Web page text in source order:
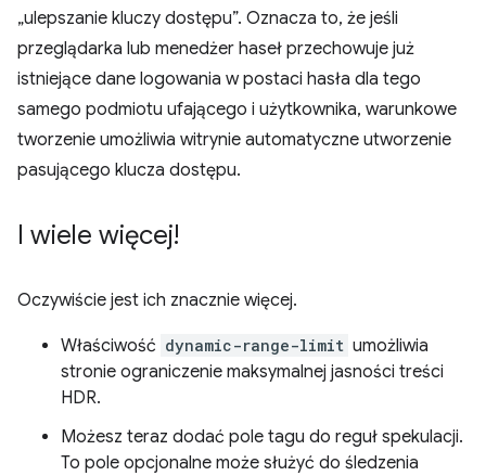
„ulepszanie kluczy dostępu”. Oznacza to, że jeśli
przeglądarka lub menedżer haseł przechowuje już
istniejące dane logowania w postaci hasła dla tego
samego podmiotu ufającego i użytkownika, warunkowe
tworzenie umożliwia witrynie automatyczne utworzenie
pasującego klucza dostępu.
I wiele więcej!
Oczywiście jest ich znacznie więcej.
Właściwość dynamic-range-limit umożliwia
stronie ograniczenie maksymalnej jasności treści
HDR.
Możesz teraz dodać pole tagu do reguł spekulacji.
To pole opcjonalne może służyć do śledzenia